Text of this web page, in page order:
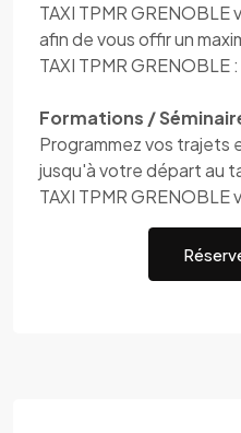
TAXI TPMR
afin de vous offir un
TAXI TPMR
Formations /
Programmez vos trajets
jusqu'à votre départ au
TAXI TPMR